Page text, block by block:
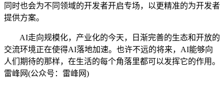
同时也会为不同领域的开发者开启专场，以更精准的为开发者
提供方案。
AI走向规模化，产业化的今天，日渐完善的生态和开放的
交流环境正在使得AI落地加速。也许不远的将来，AI能够向
人们期待的那样，在生活的每个角落里都可以发挥它的作用。
雷峰网(公众号：雷峰网)